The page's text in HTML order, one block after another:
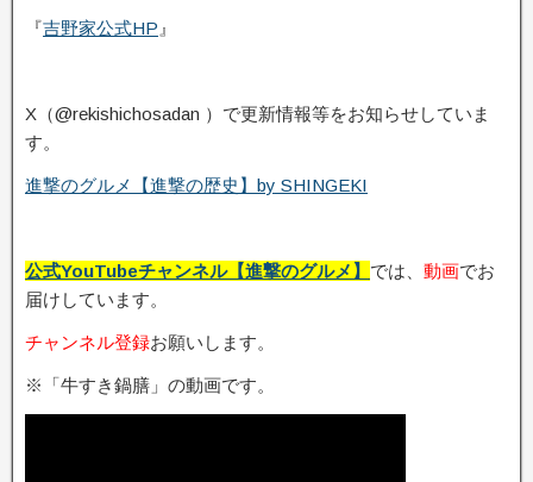
『吉野家公式HP 』
X（@rekishichosadan ）で更新情報等をお知らせしていま
す。
進撃のグルメ【進撃の歴史】by SHINGEKI
公式YouTubeチャンネル【進撃のグルメ】 では、 動画でお
届けしています。
チャンネル登録お願いします。
※「牛すき鍋膳」の動画です。